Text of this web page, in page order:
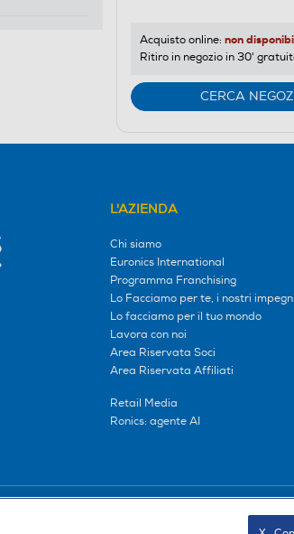
Acquisto online: non
Ritiro in negozio in 30'
CERCA
L'AZIENDA
Chi siamo
Euronics International
Programma Franchising
Lo Facciamo per te, i nostri impegni
Lo facciamo per il tuo mondo
Lavora con noi
Area Riservata Soci
Area Riservata Affiliati
Retail Media
Ronics: agente AI